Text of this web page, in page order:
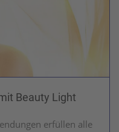
Beauty Light
erfüllen alle